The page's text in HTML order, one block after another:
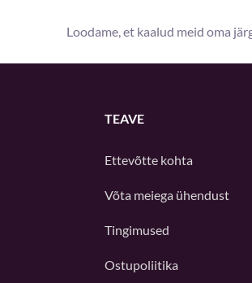
Loodame, et kaalud meid oma
TEAVE
Ettevõtte kohta
Võta meiega ühendust
Tingimused
Ostupoliitika